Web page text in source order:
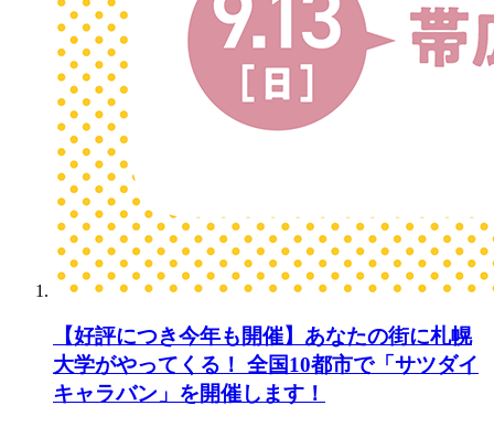
【好評につき今年も開催】あなたの街に札幌
大学がやってくる！ 全国10都市で「サツダイ
キャラバン」を開催します！